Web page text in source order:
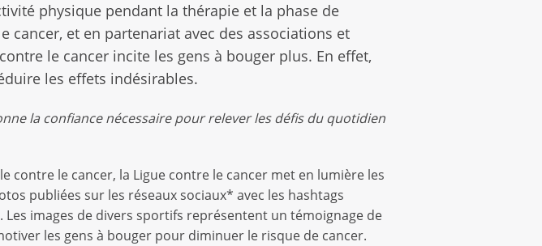
physique pendant la thérapie et la phase de
cancer, et en partenariat avec des associations et
le cancer incite les gens à bouger plus. En effet,
les effets indésirables.
la confiance nécessaire pour relever les défis du quotidien
contre le cancer, la Ligue contre le cancer met en lumière les
publiées sur les réseaux sociaux* avec les hashtags
images de divers sportifs représentent un témoignage de
les gens à bouger pour diminuer le risque de cancer.